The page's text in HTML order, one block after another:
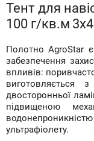
Тент для
100 г/кв.м
Полотно AgroStar
забезпечення
впливів:
виготовляється
двосторонньої
підвищеною
ультрафіолету.